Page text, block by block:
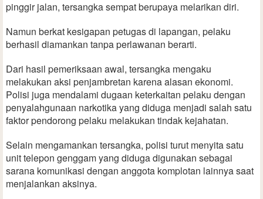
pinggir jalan, tersangka sempat berupaya melarikan diri.
Namun berkat kesigapan petugas di lapangan, pelaku
berhasil diamankan tanpa perlawanan berarti.
Dari hasil pemeriksaan awal, tersangka mengaku
melakukan aksi penjambretan karena alasan ekonomi.
Polisi juga mendalami dugaan keterkaitan pelaku dengan
penyalahgunaan narkotika yang diduga menjadi salah satu
faktor pendorong pelaku melakukan tindak kejahatan.
Selain mengamankan tersangka, polisi turut menyita satu
unit telepon genggam yang diduga digunakan sebagai
sarana komunikasi dengan anggota komplotan lainnya saat
menjalankan aksinya.